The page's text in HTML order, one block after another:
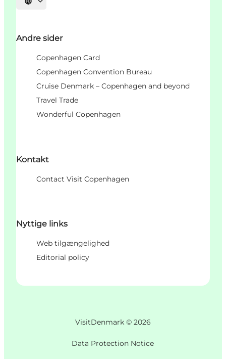
Vælg sprog
Andre sider
Copenhagen Card
Copenhagen Convention Bureau
Cruise Denmark – Copenhagen and beyond
Travel Trade
Wonderful Copenhagen
Kontakt
Contact Visit Copenhagen
Nyttige links
Web tilgængelighed
Editorial policy
VisitDenmark © 2026
Data Protection Notice